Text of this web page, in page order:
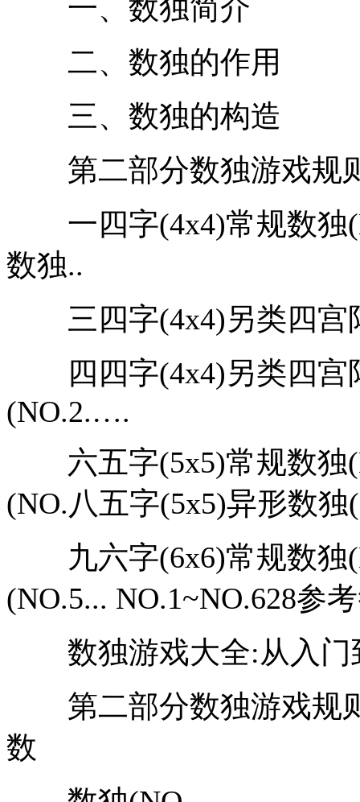
一、数独简介
二、数独的作用
三、数独的构造
第二部分数独游戏规
一四字(4x4)常规数独
数独..
三四字(4x4)另类四宫
四四字(4x4)另类四宫
(NO.2.….
六五字(5x5)常规数独
(NO.八五字(5x5)异形数独
九六字(6x6)常规数独
(NO.5... NO.1~NO.628参
数独游戏大全:从入门
第二部分数独游戏规则
数